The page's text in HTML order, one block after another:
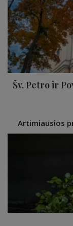
Šv. Petro ir
Artimiausios